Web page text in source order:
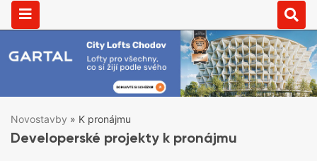
Novostavby » K pronájmu
Developerské projekty k pronájmu